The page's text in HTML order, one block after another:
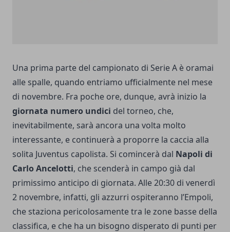
Una prima parte del campionato di Serie A è oramai
alle spalle, quando entriamo ufficialmente nel mese
di novembre. Fra poche ore, dunque, avrà inizio la
giornata numero undici del torneo, che,
inevitabilmente, sarà ancora una volta molto
interessante, e continuerà a proporre la caccia alla
solita Juventus capolista. Si comincerà dal Napoli di
Carlo Ancelotti, che scenderà in campo già dal
primissimo anticipo di giornata. Alle 20:30 di venerdì
2 novembre, infatti, gli azzurri ospiteranno l’Empoli,
che staziona pericolosamente tra le zone basse della
classifica, e che ha un bisogno disperato di punti per